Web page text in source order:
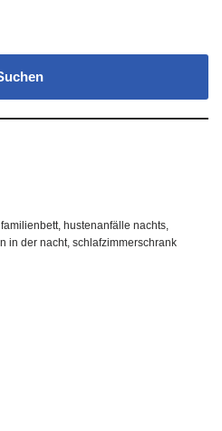
familienbett, hustenanfälle nachts,
in der nacht, schlafzimmerschrank